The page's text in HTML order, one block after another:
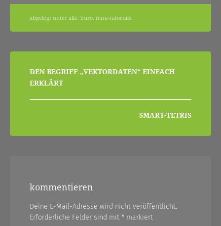
abgelegt unter alle, büro, mini-tutorials
beitragsnavigation
DEN BEGRIFF „VEKTORDATEN“ EINFACH
ERKLÄRT
SMART-TETRIS
kommentieren
Deine E-Mail-Adresse wird nicht veröffentlicht.
Erforderliche Felder sind mit * markiert